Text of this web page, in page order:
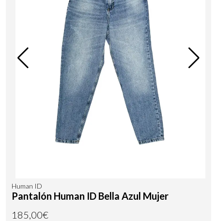
Human ID
Pantalón Human ID Bella Azul Mujer
185,00€